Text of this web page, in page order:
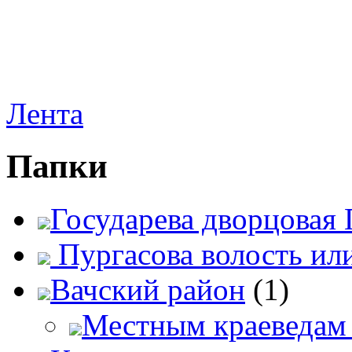
Лента
Папки
Государева
Пургасова волость
Вачский район (1)
Местным